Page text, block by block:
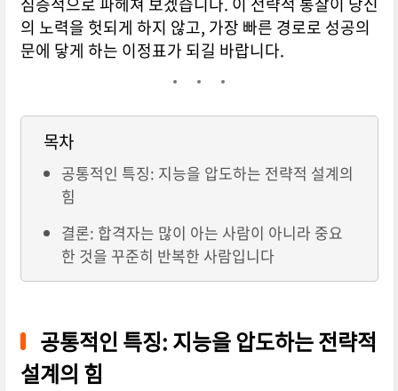
의 노력을 헛되게 하지 않고, 가장 빠른 경로로 성공의
문에 닿게 하는 이정표가 되길 바랍니다.
목차
공통적인 특징: 지능을 압도하는 전략적 설계의
힘
결론: 합격자는 많이 아는 사람이 아니라 중요
한 것을 꾸준히 반복한 사람입니다
공통적인 특징: 지능을 압도하는 전략적
설계의 힘